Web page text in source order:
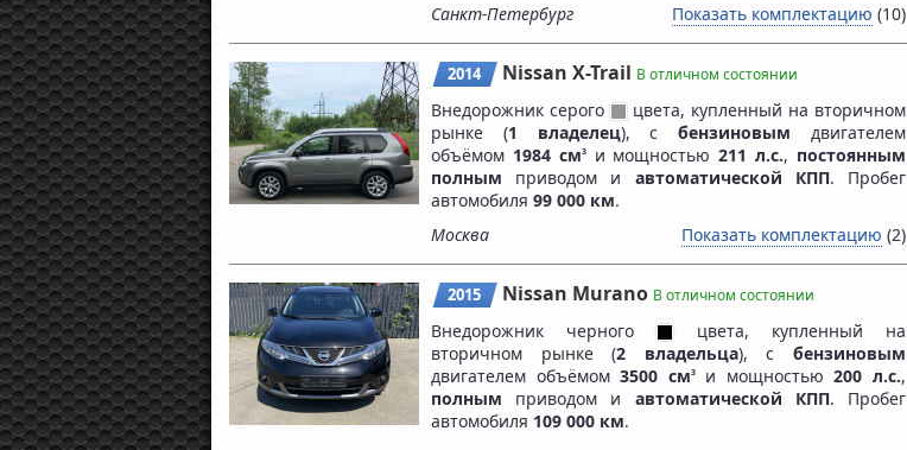
Санкт-Петербург
Показать комплектацию (10)
2014 Nissan X-Trail В отличном состоянии
Внедорожник серого
цвета, купленный на вторичном
рынке (1 владелец), cбензиновым двигателем
объёмом 1984 см3и мощностью211 л.с., постоянным
полным приводом и автоматической КПП. Пробег
автомобиля 99 000 км.
Москва
Показать комплектацию (2)
2015 Nissan Murano В отличном состоянии
Внедорожник черного
цвета, купленный на
вторичном рынке (2 владельца), cбензиновым
двигателем объёмом3500 см3и мощностью200 л.с.,
полным приводом и автоматической КПП. Пробег
автомобиля 109 000 км.